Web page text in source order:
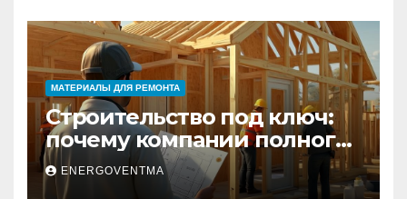
МАТЕРИАЛЫ ДЛЯ РЕМОНТА
Строительство под ключ:
почему компании полного
цикла меняют рынок
недвижимости
ENERGOVENTMA